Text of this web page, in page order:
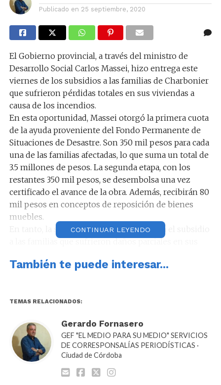
Publicado en 25 septiembre, 2020
El Gobierno provincial, a través del ministro de
Desarrollo Social Carlos Massei, hizo entrega este
viernes de los subsidios a las familias de Charbonier
que sufrieron pérdidas totales en sus viviendas a
causa de los incendios.
En esta oportunidad, Massei otorgó la primera cuota
de la ayuda proveniente del Fondo Permanente de
Situaciones de Desastre. Son 350 mil pesos para cada
una de las familias afectadas, lo que suma un total de
3.5 millones de pesos. La segunda etapa, con los
restantes 350 mil pesos, se desembolsa una vez
certificado el avance de la obra. Además, recibirán 80
mil pesos en conceptos de reposición de bienes
muebles.
En tanto, la semana próxima se entregará el subsidio
a las familias que sufrieron daños parciales en sus
de daño. En este caso se trata de 21 familias que
como parte del plan anunciado por el gobernador
afectados por los incendios en las sierras
cordobesas.
AYUDAS POR SUBSISTENCIA
Vale recordar que una vez controlados los siniestros,
los equipos técnicos del ministerio, en coordinación
CONTINUAR LEYENDO
También te puede interesar...
TEMAS RELACIONADOS:
Gerardo Fornasero
GEF "EL MEDIO PARA SU MEDIO" SERVICIOS
DE CORRESPONSALÍAS PERIODÍSTICAS ·
Ciudad de Córdoba